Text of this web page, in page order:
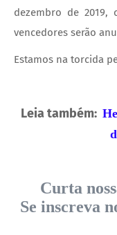
dezembro de 2019,
vencedores serão
Estamos na torcida
Leia também:
Curta
Se inscreva